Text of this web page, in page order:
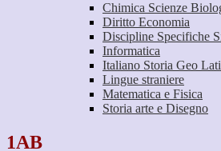
Chimica Scienze
Diritto Economia
Discipline Specifiche
Informatica
Italiano Storia Geo
Lingue straniere
Matematica e Fisica
Storia arte e Disegno
1AB